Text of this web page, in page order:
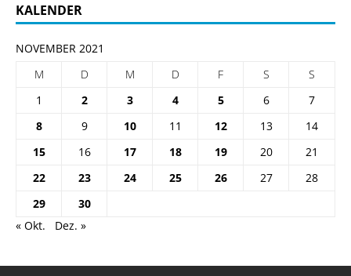
KALENDER
NOVEMBER 2021
M
D M D F S
S
1
2 3 4 5 6
7
8
9 10 11 12 13
14
15
16 17 18 19 20
21
22
23 24 25 26 27
28
29
30
« Okt.
Dez. »